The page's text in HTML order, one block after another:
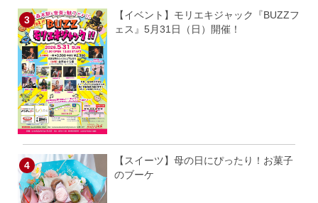
【イベント】モリエキジャック『BUZZフ
ェス』5月31日（日）開催！
【スイーツ】母の日にぴったり！お菓子
のブーケ